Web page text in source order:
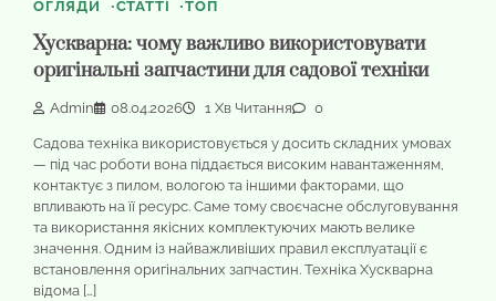
ОГЛЯДИ СТАТТІ ТОП
Хускварна: чому важливо використовувати
оригінальні запчастини для садової техніки
Admin 08.04.2026 1 Хв Читання 0
Садова техніка використовується у досить складних умовах
— під час роботи вона піддається високим навантаженням,
контактує з пилом, вологою та іншими факторами, що
впливають на її ресурс. Саме тому своєчасне обслуговування
та використання якісних комплектуючих мають велике
значення. Одним із найважливіших правил експлуатації є
встановлення оригінальних запчастин. Техніка Хускварна
відома […]